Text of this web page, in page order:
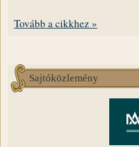
Tovább a cikkhez »
Sajtóközlemény